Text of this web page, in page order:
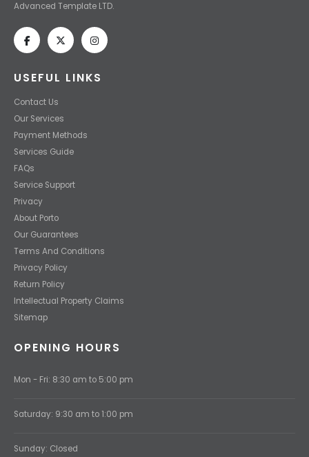
Advanced Template LTD.
USEFUL LINKS
Contact Us
Our Services
Payment Methods
Services Guide
FAQs
Service Support
Privacy
About Porto
Our Guarantees
Terms And Conditions
Privacy Policy
Return Policy
Intellectual Property Claims
Sitemap
OPENING HOURS
Mon - Fri: 8:30 am to 5:00 pm
Saturday: 9:30 am to 1:00 pm
Sunday: Closed